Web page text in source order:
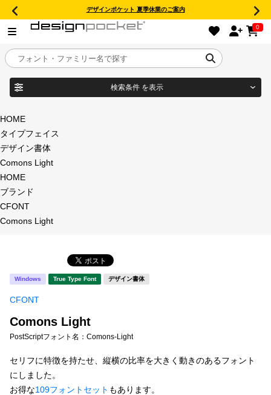
デザインポケット 夏季休業のご案内
0
目的別フォントガイド
特集
おすすめ
年間ライセンス商品
新着一覧
マイページ
検索条件 を表示
商品名
タイプフェイス
明朝体
宋朝体
教科書体 行書体
HOME
タイプフェイス
デザイン書体
Comons Light
HOME
ブランド
CFONT
Comons Light
Windows True Type Font デザイン書体
CFONT
Comons Light
PostScriptフォント名： Comons-Light
セリフに特徴を持たせ、縦横の比率を大きく動きのあるフォント
にしました。
お得な109フォントセット もあります。